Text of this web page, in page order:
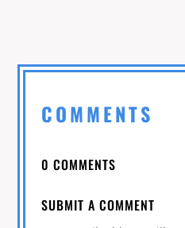
COMMENTS
0 COMMENTS
SUBMIT A COMMENT